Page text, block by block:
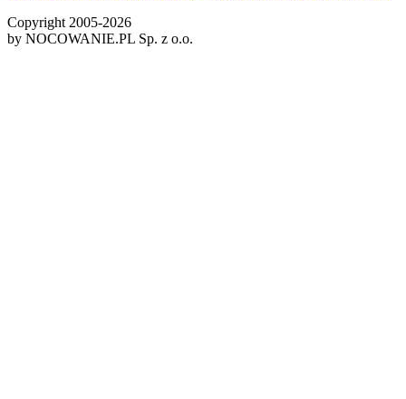
Copyright 2005-2026
by NOCOWANIE.PL Sp. z o.o.